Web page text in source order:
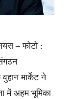
– फोटो :
मार्केट ने
में अहम भूमिका